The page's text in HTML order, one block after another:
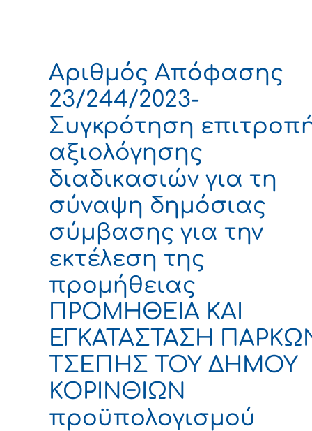
Αριθμός Απόφασης
23/244/2023-
Συγκρότηση
αξιολόγησης
διαδικασιών για τη
σύναψη δημόσιας
σύμβασης για την
εκτέλεση της
προμήθειας
ΠΡΟΜΗΘΕΙΑ ΚΑΙ
ΕΓΚΑΤΑΣΤΑΣΗ
ΤΣΕΠΗΣ ΤΟΥ ΔΗΜΟΥ
ΚΟΡΙΝΘΙΩΝ
προϋπολογισμού